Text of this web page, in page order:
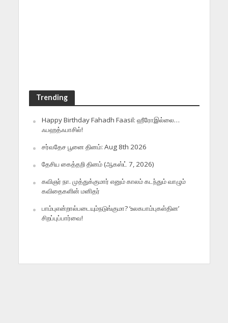
Trending
Happy Birthday Fahadh Faasil: ஹீரோஇல்லை…
ஃபஹத்ஃபாசில்!
சர்வதேச பூனை தினம்: Aug 8th 2026
தேசிய கைத்தறி தினம் (ஆகஸ்ட் 7, 2026)
கவிஞர் நா. முத்துக்குமார் எனும் காலம் கடந்தும் வாழும்
கவிதைகளின் மனிதர்
பாம்புஎன்றால்படையும்நடுங்குமா? ‘உலகபாம்புகள்தின’
சிறப்புப்பார்வை!